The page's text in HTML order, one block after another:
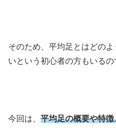
そのため、平均足とはどの
いという初心者の方もいる
今回は、 平均足の概要や特